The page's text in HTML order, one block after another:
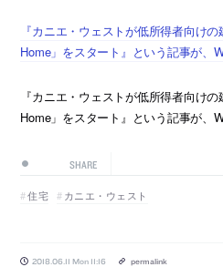
『カニエ・ウェストが低所得者向け
Home」をスタート』という記事が、
『カニエ・ウェストが低所得者向け
Home」をスタート』という記事が、
SHARE
住宅 カニエ・ウェスト
2018.06.11 Mon 11:16 permalink